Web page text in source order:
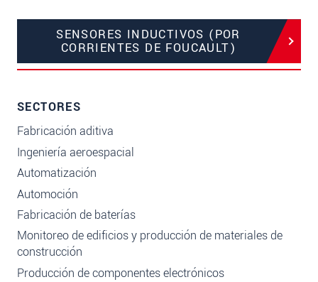
SENSORES INDUCTIVOS (POR
CORRIENTES DE FOUCAULT)
SECTORES
Fabricación aditiva
Ingeniería aeroespacial
Automatización
Automoción
Fabricación de baterías
Monitoreo de edificios y producción de materiales de
construcción
Producción de componentes electrónicos